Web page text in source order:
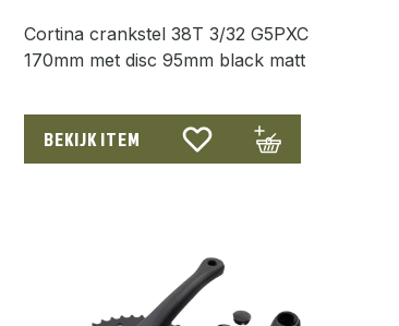
Cortina crankstel 38T 3/32 G5PXC
170mm met disc 95mm black matt
BEKIJK ITEM